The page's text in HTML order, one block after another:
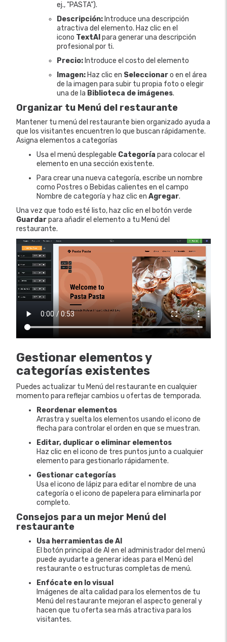
ej., "PASTA").
Descripción: Introduce una descripción
atractiva del elemento. Haz clic en el
icono TextAI para generar una descripción
profesional por ti.
Precio: Introduce el costo del elemento
Imagen: Haz clic en Seleccionaro en el área
de la imagen para subir tu propia foto o elegir
una de la Biblioteca de imágenes.
Organizar tu Menú del restaurante
Mantener tu menú del restaurante bien organizado ayuda a
que los visitantes encuentren lo que buscan rápidamente.
Asigna elementos a categorías
Usa el menú desplegable Categoría para colocar el
elemento en una sección existente.
Para crear una nueva categoría, escribe un nombre
como Postres o Bebidas calientes en el campo
Nombre de categoría y haz clic en Agregar.
Una vez que todo esté listo, haz clic en el botón verde
Guardarpara añadir el elemento a tu Menú del
restaurante.
Gestionar elementos y
categorías existentes
Puedes actualizar tu Menú del restaurante en cualquier
momento para reflejar cambios u ofertas de temporada.
Reordenar elementos
Arrastra y suelta los elementos usando el icono de
flecha para controlar el orden en que se muestran.
Editar, duplicar o eliminar elementos
Haz clic en el icono de tres puntos junto a cualquier
elemento para gestionarlo rápidamente.
Gestionar categorías
Usa el icono de lápiz para editar el nombre de una
categoría o el icono de papelera para eliminarla por
completo.
Consejos para un mejor Menú del
restaurante
Usa herramientas de AI
El botón principal de AI en el administrador del menú
puede ayudarte a generar ideas para el Menú del
restaurante o estructuras completas de menú.
Enfócate en lo visual
Imágenes de alta calidad para los elementos de tu
Menú del restaurante mejoran el aspecto general y
hacen que tu oferta sea más atractiva para los
visitantes.